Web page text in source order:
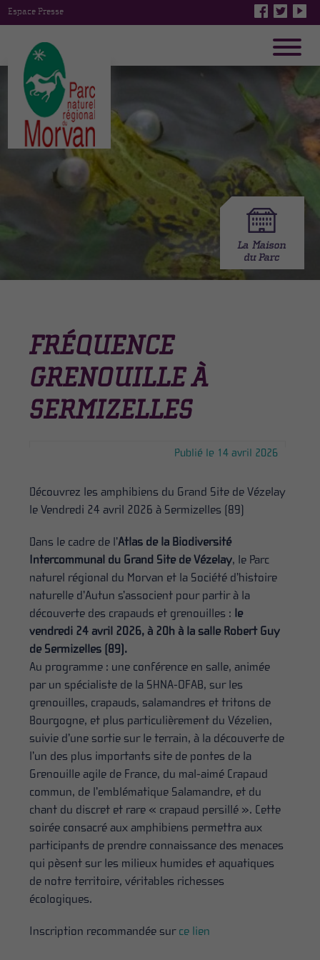
Espace Presse
FRÉQUENCE
GRENOUILLE À
SERMIZELLES
Publié le 14 avril 2026
Découvrez les amphibiens du Grand Site de Vézelay
le Vendredi 24 avril 2026 à Sermizelles (89)
Dans le cadre de l’Atlas de la Biodiversité
Intercommunal du Grand Site de Vézelay, le Parc
naturel régional du Morvan et la Société d’histoire
naturelle d’Autun s’associent pour partir à la
découverte des crapauds et grenouilles : le
vendredi 24 avril 2026, à 20h à la salle Robert Guy
de Sermizelles (89).
Au programme : une conférence en salle, animée
par un spécialiste de la SHNA-OFAB, sur les
grenouilles, crapauds, salamandres et tritons de
Bourgogne, et plus particulièrement du Vézelien,
suivie d’une sortie sur le terrain, à la découverte de
l’un des plus importants site de pontes de la
Grenouille agile de France, du mal-aimé Crapaud
commun, de l’emblématique Salamandre, et du
chant du discret et rare « crapaud persillé ». Cette
soirée consacré aux amphibiens permettra aux
participants de prendre connaissance des menaces
qui pèsent sur les milieux humides et aquatiques
de notre territoire, véritables richesses
écologiques.
Inscription recommandée sur ce lien